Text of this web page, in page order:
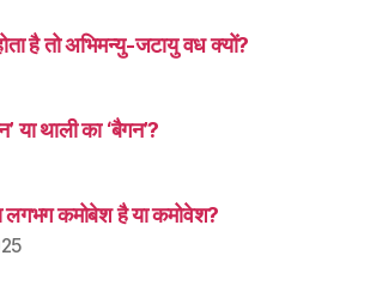
है तो अभिमन्यु-जटायु वध क्यों?
या थाली का ‘बैगन’?
लगभग कमोबेश है या कमोवेश?